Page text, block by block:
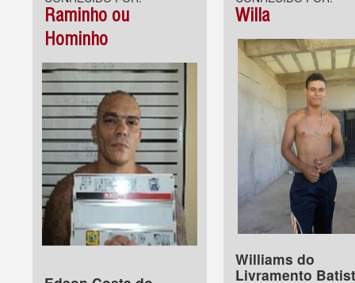
Raminho ou
Hominho
Willa
Williams do
Livramento